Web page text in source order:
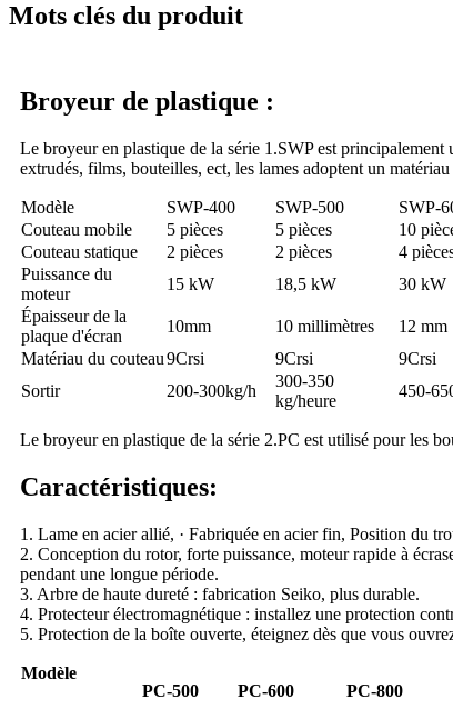
Mots clés du produit
Broyeur de plastique :
Le broyeur en plastique de la série 1.SWP est
extrudés, films, bouteilles, ect, les lames adoptent un
Modèle SWP-400 SWP-500 SWP-
Couteau mobile
5 pièces 5 pièces 10
Couteau statique
2 pièces 2 pièces 4
Puissance du
moteur
15 kW 18,5 kW 30 kW
Épaisseur de la
plaque d'écran
10mm 10 millimètres 12 mm
Matériau du couteau9Crsi 9Crsi 9Crsi
Sortir
200-300kg/h
300-350
kg/heure
450-
Le broyeur en plastique de la série 2.PC est utilisé pour les
Caractéristiques:
1. Lame en acier allié, · Fabriquée en acier fin, Position du
2. Conception du rotor, forte puissance, moteur rapide à
pendant une longue période.
3. Arbre de haute dureté : fabrication Seiko, plus durable.
4. Protecteur électromagnétique : installez une protection
5. Protection de la boîte ouverte, éteignez dès que vous
Modèle
PC-500
PC-600 PC-800